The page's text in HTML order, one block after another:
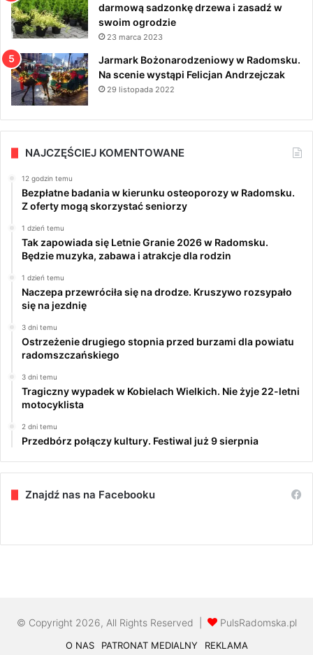
darmową sadzonkę drzewa i zasadź w
swoim ogrodzie
23 marca 2023
Jarmark Bożonarodzeniowy w Radomsku.
Na scenie wystąpi Felicjan Andrzejczak
29 listopada 2022
NAJCZĘŚCIEJ KOMENTOWANE
12 godzin temu
Bezpłatne badania w kierunku osteoporozy w Radomsku.
Z oferty mogą skorzystać seniorzy
1 dzień temu
Tak zapowiada się Letnie Granie 2026 w Radomsku.
Będzie muzyka, zabawa i atrakcje dla rodzin
1 dzień temu
Naczepa przewróciła się na drodze. Kruszywo rozsypało
się na jezdnię
3 dni temu
Ostrzeżenie drugiego stopnia przed burzami dla powiatu
radomszczańskiego
3 dni temu
Tragiczny wypadek w Kobielach Wielkich. Nie żyje 22-letni
motocyklista
2 dni temu
Przedbórz połączy kultury. Festiwal już 9 sierpnia
Znajdź nas na Facebooku
© Copyright 2026, All Rights Reserved | PulsRadomska.pl
O NAS PATRONAT MEDIALNY REKLAMA